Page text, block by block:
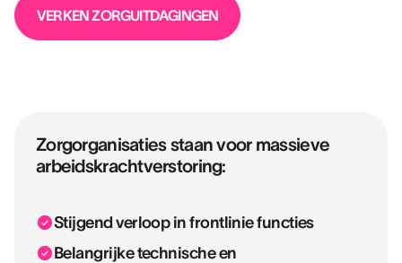
VERKEN ZORGUITDAGINGEN
Zorgorganisaties staan voor massieve
arbeidskrachtverstoring:
Stijgend verloop in frontlinie functies
Belangrijke technische en